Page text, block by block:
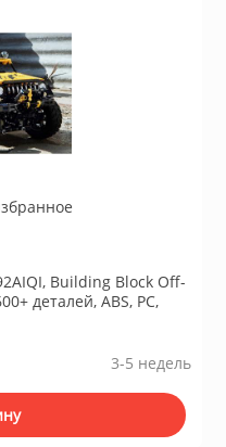
Building Block Off-
деталей, ABS, PC,
3-5 недель